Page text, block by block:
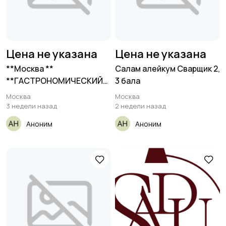
Цена не указана
**Москва **
**ГАСТРОНОМИЧЕСКИЙ
ПАБ ** **
Москва
3 недели назад
Аноним
Цена не указана
Салам алейкум Сварщик 2,
3 бала
Москва
2 недели назад
Аноним